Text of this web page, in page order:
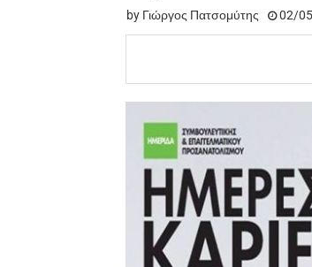
by Γιώργος Πατσομύτης 02/